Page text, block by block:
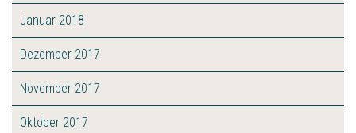
Januar 2018
Dezember 2017
November 2017
Oktober 2017